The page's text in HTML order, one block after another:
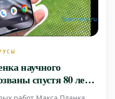
научного
спустя 80 лет,